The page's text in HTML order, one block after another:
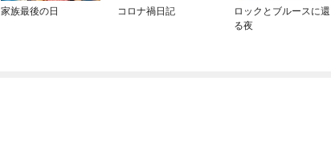
家族最後の日 コロナ禍日記
ロックとブルースに還
る夜